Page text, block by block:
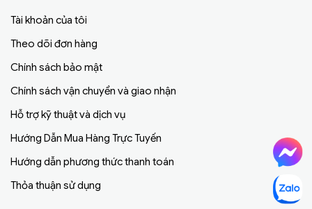
Tài khoản của tôi
Theo dõi đơn hàng
Chính sách bảo mật
Chính sách vận chuyển và giao nhận
Hỗ trợ kỹ thuật và dịch vụ
Hướng Dẫn Mua Hàng Trực Tuyến
Hướng dẫn phương thức thanh toán
Thỏa thuận sử dụng